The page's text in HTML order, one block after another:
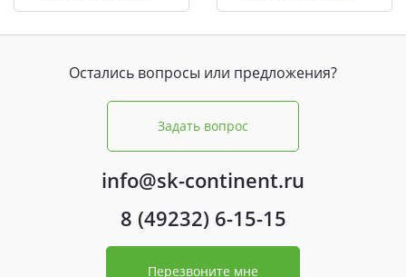
Остались вопросы или предложения?
Задать вопрос
info@sk-continent.ru
8 (49232) 6-15-15
Перезвоните мне